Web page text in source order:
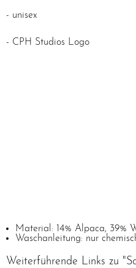
- unisex
- CPH Studios Logo
Material: 14% Alpaca, 39%
Waschanleitung: nur
Weiterführende Links zu